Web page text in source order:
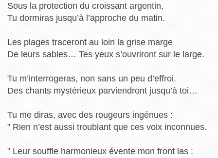
Sous la protection du croissant argentin,
Tu dormiras jusqu’à l’approche du matin.
Les plages traceront au loin la grise marge
De leurs sables… Tes yeux s’ouvriront sur le large.
Tu m’interrogeras, non sans un peu d’effroi.
Des chants mystérieux parviendront jusqu’à toi…
Tu me diras, avec des rougeurs ingénues :
" Rien n’est aussi troublant que ces voix inconnues.
" Leur souffle harmonieux évente mon front las :